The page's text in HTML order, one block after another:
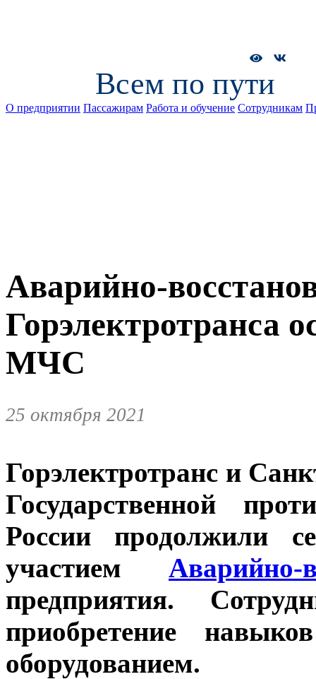
Всем по пути
О предприятии Пассажирам Работа и обучение Сотрудникам
Аварийно-
Горэлектротранса
МЧС
25 октября 2021
Горэлектротранс и
Государственной
России продолжили
участием Аварийно-
предприятия.
приобретение
оборудованием.